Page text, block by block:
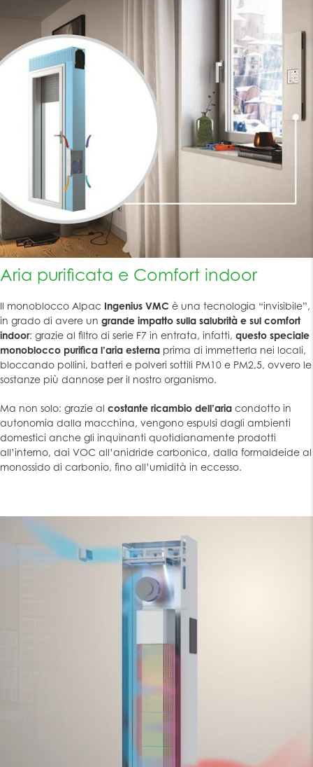
Aria purificata e Comfort indoor
Il monoblocco Alpac Ingenius VMC è una tecnologia “invisibile”,
in grado di avere un grande impatto sulla salubrità e sul comfort
indoor: grazie al filtro di serie F7 in entrata, infatti, questo speciale
monoblocco purifica l’aria esterna prima di immetterla nei locali,
bloccando pollini, batteri e polveri sottili PM10 e PM2,5, ovvero le
sostanze più dannose per il nostro organismo.
Ma non solo: grazie al costante ricambio dell’aria condotto in
autonomia dalla macchina, vengono espulsi dagli ambienti
domestici anche gli inquinanti quotidianamente prodotti
all’interno, dai VOC all’anidride carbonica, dalla formaldeide al
monossido di carbonio, fino all’umidità in eccesso.